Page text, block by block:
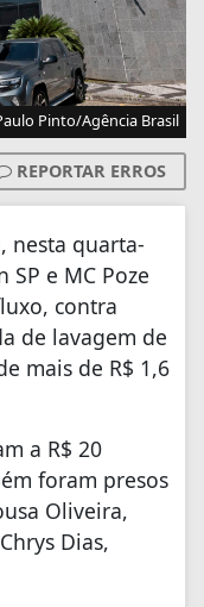
Pinto/Agência Brasil
REPORTAR ERROS
nesta quarta-
SP e MC Poze
contra
de lavagem de
mais de R$ 1,6
a R$ 20
foram presos
Oliveira,
Dias,